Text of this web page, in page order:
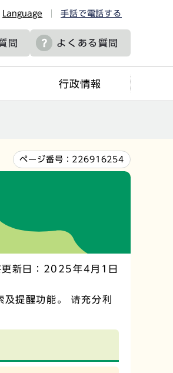
Language 手話で電話する
問 よくある質問
行政情報
ページ番号： 226916254
更新日：2025年4月1日
提醒功能。 请充分利